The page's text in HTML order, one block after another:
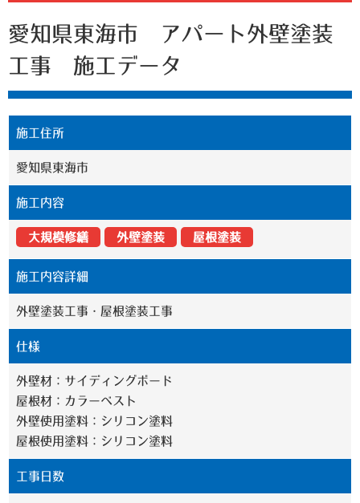
愛知県東海市 アパート外壁塗装
工事 施工データ
施工住所
愛知県東海市
施工内容
大規模修繕 外壁塗装 屋根塗装
施工内容詳細
外壁塗装工事・屋根塗装工事
仕様
外壁材：サイディングボード
屋根材：カラーベスト
外壁使用塗料：シリコン塗料
屋根使用塗料：シリコン塗料
工事日数